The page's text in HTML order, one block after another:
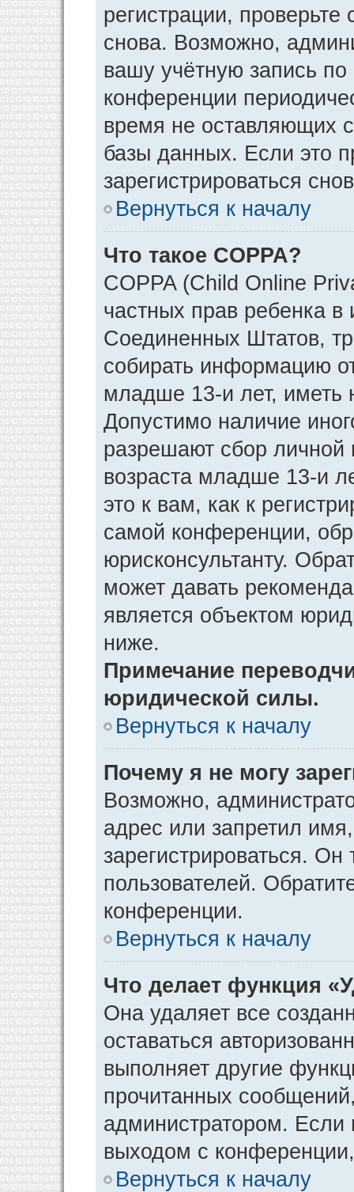
регистрации,
снова. Возможно,
вашу учётную запись
конференции
время не оставляющих
базы данных. Если это
зарегистрироваться
Вернуться к началу
Что такое COPPA?
COPPA (Child Online
частных прав ребенка в
Соединенных Штатов,
собирать информацию
младше 13-и лет, иметь
Допустимо наличие
разрешают сбор
возраста младше 13-и
это к вам, как к
самой конференции,
юрисконсультанту.
может давать
является объектом
ниже.
Примечание
юридической силы.
Вернуться к началу
Почему я не могу
Возможно,
адрес или запретил
зарегистрироваться.
пользователей.
конференции.
Вернуться к началу
Что делает функция
Она удаляет все
оставаться
выполняет другие
прочитанных
администратором. Если
выходом с
Вернуться к началу